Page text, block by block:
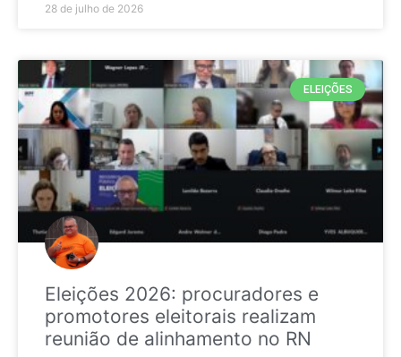
28 de julho de 2026
ELEIÇÕES
Eleições 2026: procuradores e
promotores eleitorais realizam
reunião de alinhamento no RN